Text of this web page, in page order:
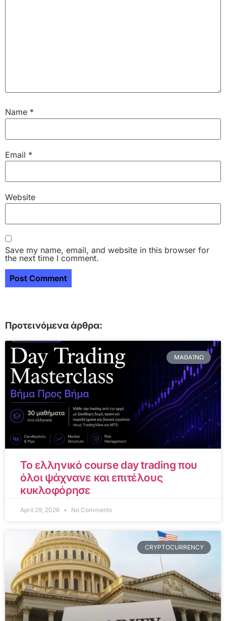
Name *
Email *
Website
Save my name, email, and website in this browser for
the next time I comment.
Προτεινόμενα άρθρα:
ΜΑΘΑΊΝΩ
Το ελληνικό course day trading που
όλοι ψάχνανε και επιτέλους
κυκλοφόρησε
April 29, 2026 No Comments
CRYPTOCURRENCY